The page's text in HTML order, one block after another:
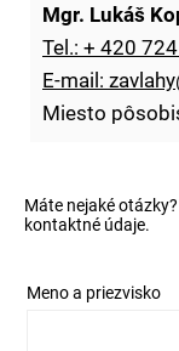
Mgr. Lukáš
Tel.: + 420
E-mail:
Miesto
Máte nejaké
kontaktné údaje.
Meno a priezvisko